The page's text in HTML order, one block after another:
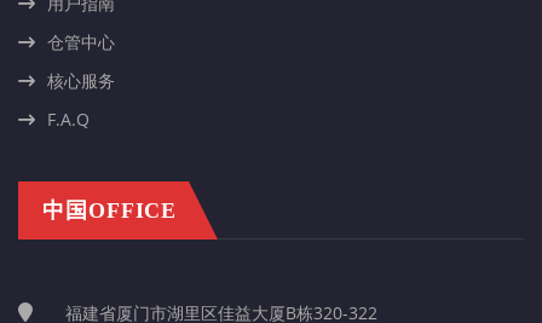
仓管中心
核心服务
F.A.Q
中国OFFICE
福建省厦门市湖里区佳益大厦B栋320-322